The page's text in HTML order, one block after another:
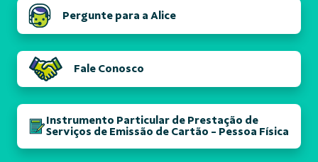
Pergunte para a Alice
Fale Conosco
Instrumento Particular de Prestação de
Serviços de Emissão de Cartão - Pessoa Física